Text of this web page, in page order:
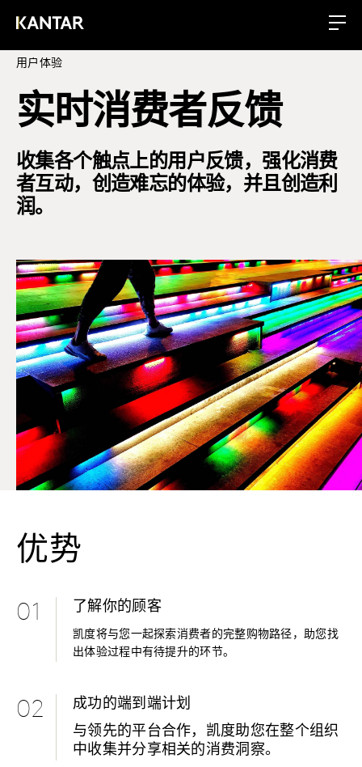
用户体验
实时消费者反馈
收集各个触点上的用户反馈，强化消费
者互动，创造难忘的体验，并且创造利
润。
优势
01 了解你的顾客
凯度将与您一起探索消费者的完整购物路径，助您找
出体验过程中有待提升的环节。
02
成功的端到端计划
与领先的平台合作，凯度助您在整个组织
中收集并分享相关的消费洞察。